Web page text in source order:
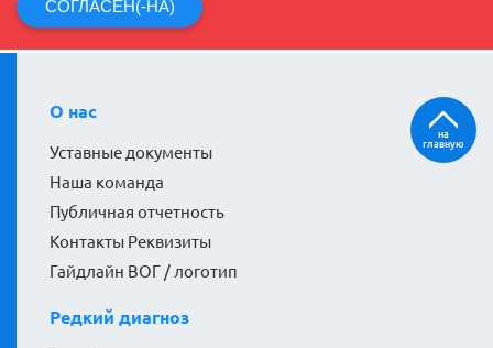
СОГЛАСЕН(-НА)
О нас
Уставные документы
Наша команда
Публичная отчетность
Контакты Реквизиты
Гайдлайн ВОГ / логотип
Редкий диагноз
на
главную